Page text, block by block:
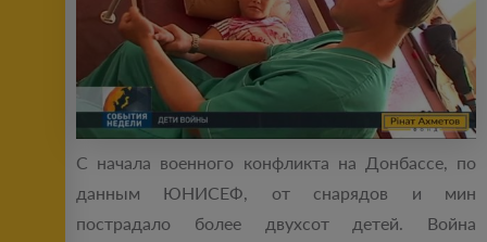
С начала военного конфликта на Донбассе, по
данным ЮНИСЕФ, от снарядов и мин
пострадало более двухсот детей. Война